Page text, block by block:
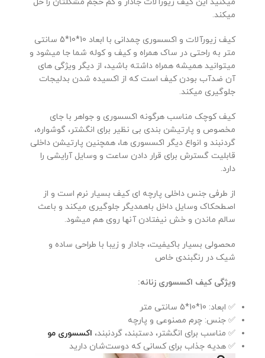
میکنید این کیف زیورآلات جادار و کم حجم مشکلتان را حل
میکند.
کیف زیورآلات و اکسسوری چمدانی با ابعاد 10*10*5 سانتی
متر به راحتی در ساک همراه و کیف و کوله شما جا میشود و
میتوانید همیشه همراه داشته باشید، از دیگر ویژگی های
آن ضدآب بودن کیف است که از اکسیده شدن بدلیجات
جلوگیری میکند.
کیف کوچک مناسب هرگونه اکسسوری و جواهر با جای
مخصوص و پارتیشن بندی بی نظیر برای انگشتر، گوشواره،
گردنبند و انواع دیگر اکسسوری ها، همچنین پارتیشن داخلی
قابلیت گسترش برای قرار دادن ساعت و وسایل آرایشی را
دارد.
از طرفی جنس داخلی پارچه ای کیف بسیار نرم است و از
اصطحکاک وسایل داخل باهمدیگر جلوگیری میکند و باعث
سالم ماندن و خش نیفتادن آنها روی هم میشود.
محصولی بسیار باکیفیت، جادار و زیبا با طراحی ساده و
شیک در رنگبندی خاص
ویژگی کیف اکسسوری زنانه:
✅ ابعاد: 10*10*5 سانتی متر
✅ جنس: چرم مصنوعی و پارچه
✅ مناسب برای انگشتر، دستبند، گردنبند، اکسسوری مو
✅ هدیه جذاب برای کسانی که دوست‌شان دارید